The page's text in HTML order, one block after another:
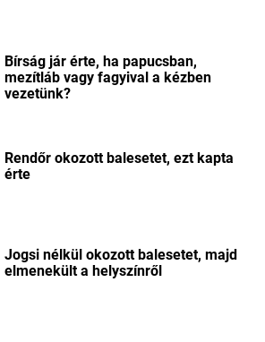
Bírság jár érte, ha papucsban,
mezítláb vagy fagyival a kézben
vezetünk?
Rendőr okozott balesetet, ezt kapta
érte
Jogsi nélkül okozott balesetet, majd
elmenekült a helyszínről